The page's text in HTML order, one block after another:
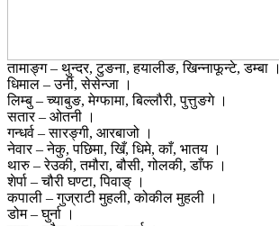
तामाङ्ग – थुन्दर, टुङना, हयालीङ, खिन्नाफून्टे, डम्बा ।
धिमाल – उर्नी, सेसेन्जा ।
लिम्बु – च्याबुङ, मेग्फामा, बिल्लौरी, पुत्तुङगे ।
सतार – ओतनी ।
गन्धर्व – सारङ्गी, आरबाजो ।
नेवार – नेकु, पछिमा, खिँ, धिमे, काँ, भातय ।
थारु – रेउकी, तमौरा, बौसी, गोलकी, डाँफ ।
शेर्पा – चौरी घण्टा, पिवाङ् ।
कपाली – गुज्राटी मुहली, कोकील मुहली ।
डोम – घुर्ना ।